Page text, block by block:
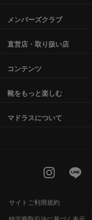
メンバーズクラブ
直営店・取り扱い店
コンテンツ
靴をもっと楽しむ
マドラスについて
サイトご利用規約